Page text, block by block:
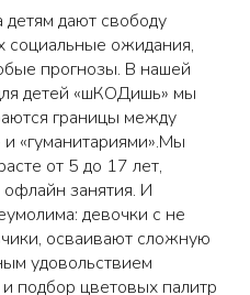
детям дают свободу
социальные ожидания,
прогнозы. В нашей
детей «шКОДишь» мы
границы между
«гуманитариями».Мы
от 5 до 17 лет,
офлайн занятия. И
девочки с не
осваивают сложную
удовольствием
подбор цветовых палитр